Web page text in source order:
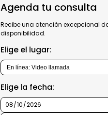
Agenda tu consulta
Recibe una atención excepcional
disponibilidad.
Elige el lugar:
Elige la fecha: